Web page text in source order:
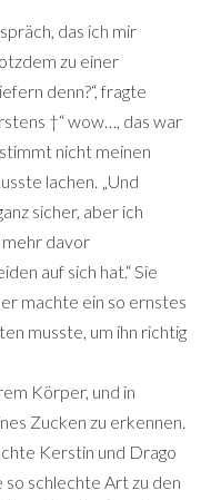
das ich mir
zu einer
denn?“, fragte
†“ wow…, das war
nicht meinen
lachen. „Und
sicher, aber ich
mehr davor
auf sich hat.“ Sie
machte ein so ernstes
musste, um ihn richtig
Körper, und in
Zucken zu erkennen.
Kerstin und Drago
so schlechte Art zu den